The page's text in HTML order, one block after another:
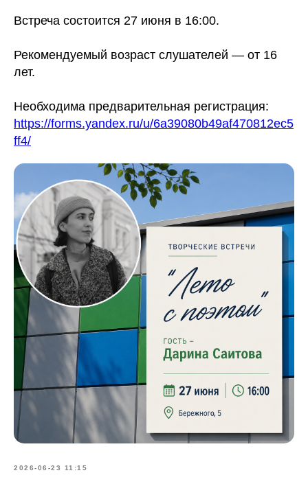
Встреча состоится 27 июня в 16:00.
Рекомендуемый возраст слушателей — от 16
лет.
Необходима предварительная регистрация:
https://forms.yandex.ru/u/6a39080b49af470812ec5
ff4/
2026-06-23 11:15